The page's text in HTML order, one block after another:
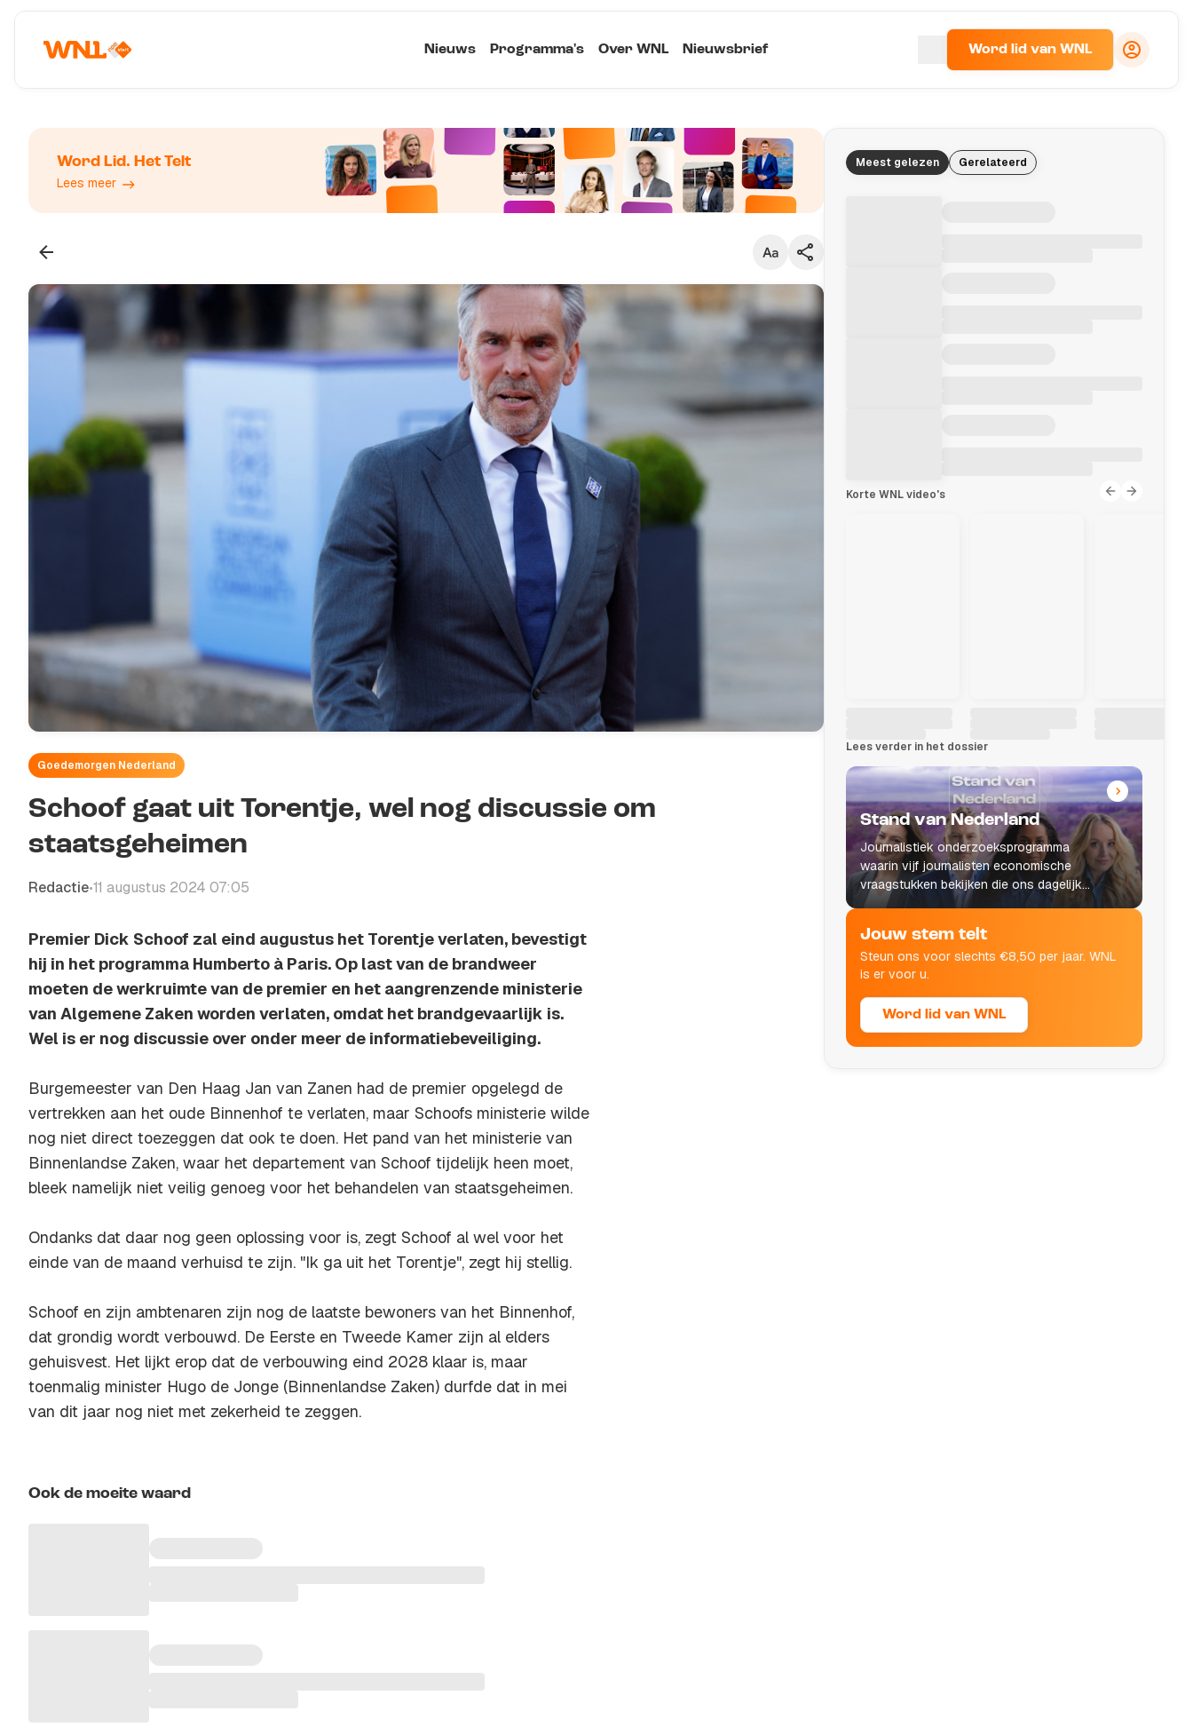
Nieuws Programma's Over WNL Nieuwsbrief Word lid van WNL
Word Lid. Het Telt
Lees meer
Klein
Kopieer link
Goedemorgen Nederland
Schoof gaat uit Torentje, wel nog discussie om
staatsgeheimen
Redactie•11 augustus 2024 07:05
Premier Dick Schoof zal eind augustus het Torentje verlaten, bevestigt
hij in het programma Humberto à Paris. Op last van de brandweer
moeten de werkruimte van de premier en het aangrenzende ministerie
van Algemene Zaken worden verlaten, omdat het brandgevaarlijk is.
Wel is er nog discussie over onder meer de informatiebeveiliging.
Burgemeester van Den Haag Jan van Zanen had de premier opgelegd de
vertrekken aan het oude Binnenhof te verlaten, maar Schoofs ministerie wilde
nog niet direct toezeggen dat ook te doen. Het pand van het ministerie van
Binnenlandse Zaken, waar het departement van Schoof tijdelijk heen moet,
bleek namelijk niet veilig genoeg voor het behandelen van staatsgeheimen.
Ondanks dat daar nog geen oplossing voor is, zegt Schoof al wel voor het
einde van de maand verhuisd te zijn. "Ik ga uit het Torentje", zegt hij stellig.
Schoof en zijn ambtenaren zijn nog de laatste bewoners van het Binnenhof,
dat grondig wordt verbouwd. De Eerste en Tweede Kamer zijn al elders
gehuisvest. Het lijkt erop dat de verbouwing eind 2028 klaar is, maar
toenmalig minister Hugo de Jonge (Binnenlandse Zaken) durfde dat in mei
van dit jaar nog niet met zekerheid te zeggen.
Ook de moeite waard
Meest gelezen Gerelateerd
Korte WNL video's
Lees verder in het dossier
Stand van Nederland
Journalistiek onderzoeksprogramma
waarin vijf journalisten economische
vraagstukken bekijken die ons dagelijks
leven raken.
Jouw stem telt
Steun ons voor slechts €8,50 per jaar. WNL
is er voor u.
Word lid van WNL